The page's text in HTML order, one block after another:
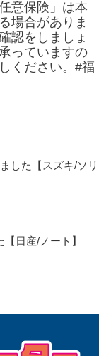
意保険」は本
場合がありま
認をしましょ
っていますの
ください。#福
した【スズキ/ソリ
日産/ノート】